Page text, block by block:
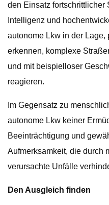
den Einsatz fortschrittlicher
Intelligenz und
autonome Lkw in der Lage,
erkennen, komplexe
und mit beispielloser
reagieren.
Im Gegensatz zu
autonome Lkw keiner
Beeinträchtigung und
Aufmerksamkeit, die durch
verursachte Unfälle
Den Ausgleich finden